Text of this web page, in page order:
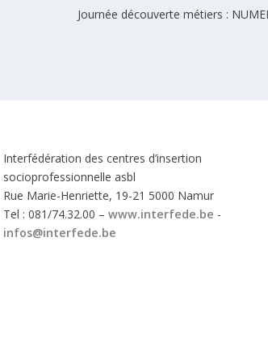
Journée découverte métiers :
Interfédération des centres d’insertion
socioprofessionnelle asbl
Rue Marie-Henriette, 19-21 5000 Namur
Tel : 081/74.32.00 –www.interfede.be -
infos@interfede.be